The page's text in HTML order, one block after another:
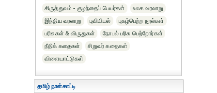
கிருத்துவம் - குழந்தைப் பெயர்கள்
உலக வரலாறு
இந்திய வரலாறு
புவியியல்
புகழ்பெற்ற நூல்கள்
பரிசுகள் & விருதுகள்
நோபல் பரிசு‎ பெற்றோர்‎கள்
நீதிக் கதைகள்
சிறுவர் கதைகள்
விளையாட்டுகள்
தமிழ் நாள்காட்டி